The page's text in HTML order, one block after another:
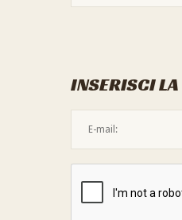
INSERISCI